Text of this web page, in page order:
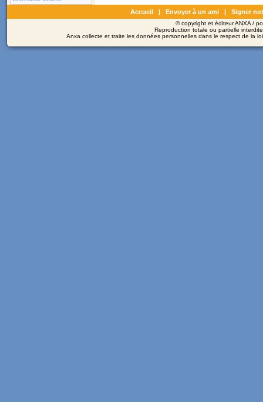
Accueil | Envoyer à un ami | Signer
© copyright et éditeur ANXA /
Reproduction totale ou partielle
Anxa collecte et traite les données personnelles dans le respect de la